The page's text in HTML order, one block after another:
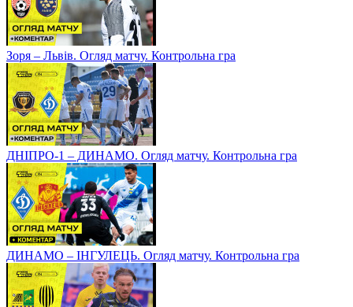
Зоря – Львів. Огляд матчу. Контрольна гра
ДНІПРО-1 – ДИНАМО. Огляд матчу. Контрольна гра
ДИНАМО – ІНГУЛЕЦЬ. Огляд матчу. Контрольна гра